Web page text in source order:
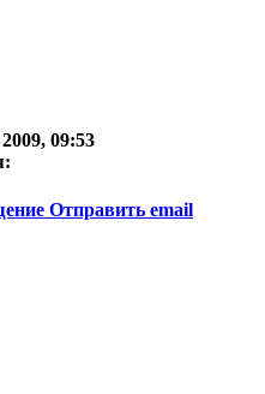
09:53
Отправить email